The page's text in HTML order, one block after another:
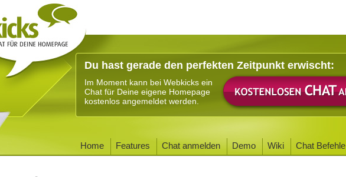
Du hast gerade den perfekten Zeitpunkt erwischt:
Im Moment kann bei Webkicks ein
Chat für Deine eigene Homepage
kostenlos angemeldet werden.
Home Features Chat anmelden Demo Wiki Chat Befehle